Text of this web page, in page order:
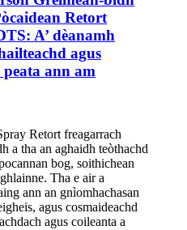
Retort
A’ dèanamh
agus
ann am
Retort freagarrach
a tha an aghaidh teòthachd
bog, soithichean
Tha e air a
ann an gnìomhachasan
agus cosmaideachd
agus coileanta a